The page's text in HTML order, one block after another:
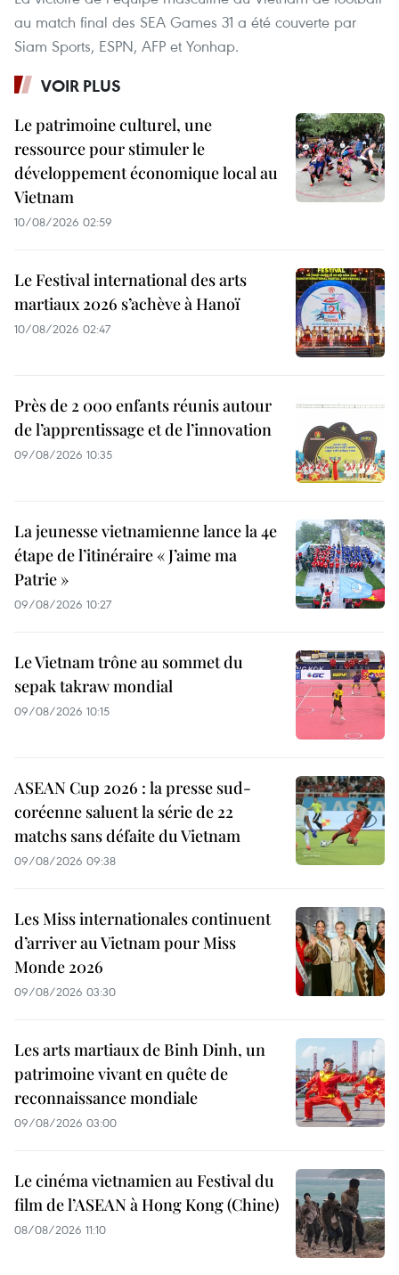
au match final des SEA Games 31 a été couverte par
Siam Sports, ESPN, AFP et Yonhap.
VOIR PLUS
Le patrimoine culturel, une
ressource pour stimuler le
développement économique local au
Vietnam
10/08/2026 02:59
Le Festival international des arts
martiaux 2026 s’achève à Hanoï
10/08/2026 02:47
Près de 2 000 enfants réunis autour
de l’apprentissage et de l’innovation
09/08/2026 10:35
La jeunesse vietnamienne lance la 4e
étape de l’itinéraire « J’aime ma
Patrie »
09/08/2026 10:27
Le Vietnam trône au sommet du
sepak takraw mondial
09/08/2026 10:15
ASEAN Cup 2026 : la presse sud-
coréenne saluent la série de 22
matchs sans défaite du Vietnam
09/08/2026 09:38
Les Miss internationales continuent
d’arriver au Vietnam pour Miss
Monde 2026
09/08/2026 03:30
Les arts martiaux de Binh Dinh, un
patrimoine vivant en quête de
reconnaissance mondiale
09/08/2026 03:00
Le cinéma vietnamien au Festival du
film de l’ASEAN à Hong Kong (Chine)
08/08/2026 11:10